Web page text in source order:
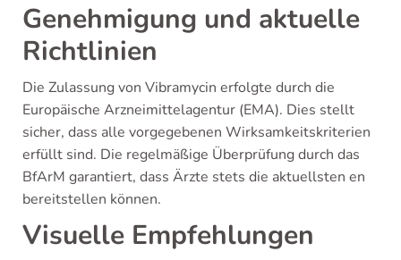
Genehmigung und aktuelle
Richtlinien
Die Zulassung von Vibramycin erfolgte durch die
Europäische Arzneimittelagentur (EMA). Dies stellt
sicher, dass alle vorgegebenen Wirksamkeitskriterien
erfüllt sind. Die regelmäßige Überprüfung durch das
BfArM garantiert, dass Ärzte stets die aktuellsten en
bereitstellen können.
Visuelle Empfehlungen